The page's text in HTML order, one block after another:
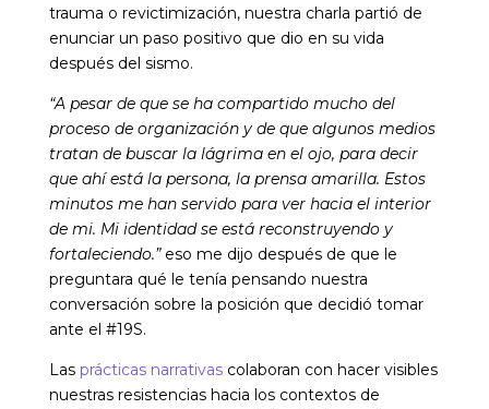
trauma o revictimización, nuestra charla partió de
enunciar un paso positivo que dio en su vida
después del sismo.
“A pesar de que se ha compartido mucho del
proceso de organización y de que algunos medios
tratan de buscar la lágrima en el ojo, para decir
que ahí está la persona, la prensa amarilla. Estos
minutos me han servido para ver hacia el interior
de mi. Mi identidad se está reconstruyendo y
fortaleciendo.” eso me dijo después de que le
preguntara qué le tenía pensando nuestra
conversación sobre la posición que decidió tomar
ante el #19S.
Las prácticas narrativascolaboran con hacer visibles
nuestras resistencias hacia los contextos de